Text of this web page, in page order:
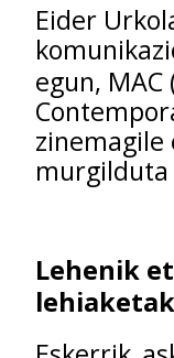
Eider
egun,
murgilduta
Lehenik